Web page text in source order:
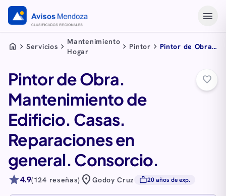
menu
home chevron_right Servicios chevron_right Mantenimiento
Hogar
chevron_right Pintor chevron_right Pintor de Obra.
Reparaciones
Pintor de Obra.
Mantenimiento de
Edificio. Casas.
Reparaciones en
general. Consorcio.
star4.9(124 reseñas) location_onGodoy Cruz work20 años de exp.
favorite_border